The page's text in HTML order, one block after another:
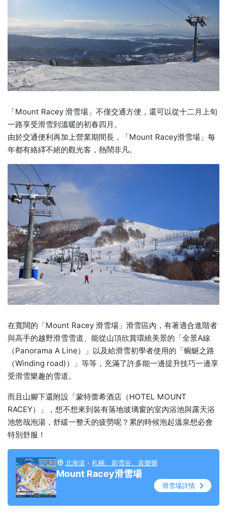
「Mount Racey 滑雪場」不僅交通方便，還可以從十二月上旬
一路享受滑雪到溫暖的初春四月。
由於交通便利再加上營業期間長，「Mount Racey滑雪場」每
年都有絡繹不絕的觀光客，熱鬧非凡。
在寬闊的「Mount Racey 滑雪場」滑雪區內，有著適合進階者
與高手的越野滑雪雪道、能從山頂欣賞環繞美景的「全景A線
（Panorama A Line）」以及給滑雪初學者使用的「蜿蜒之路
（Winding road)）」等等，充滿了許多能一邊提升技巧一邊享
受滑雪樂趣的雪道。
而且山腳下還附設「蒙特蕾希酒店（HOTEL MOUNT
RACEY）」，想不想來到裝有落地玻璃窗的室內浴池與露天浴
池悠哉泡湯，舒緩一整天的疲勞呢？累的時候泡起溫泉想必會
特別舒服！
北海道 ・ 札幌、新雪谷、喜樂樂
Mount Racey滑雪場
滑雪場詳情